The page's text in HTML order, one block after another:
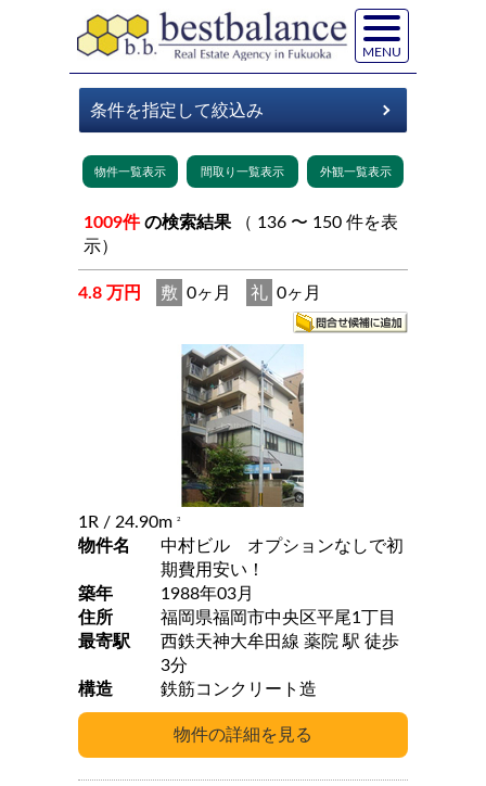
MENU
1009件 の検索結果
示）
4.8 万円 敷 0ヶ月 礼 0ヶ月
1R / 24.90m 2
物件名
中村ビル オプションなしで初
期費用安い！
築年
1988年03月
住所
福岡県福岡市中央区平尾1丁目
最寄駅
西鉄天神大牟田線 薬院 駅 徒歩
3分
構造
鉄筋コンクリート造